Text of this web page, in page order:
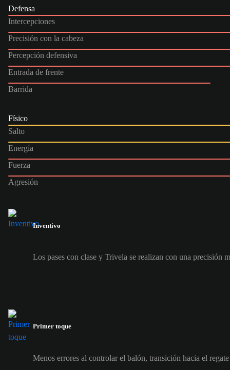
Defensa
Intercepciones
Precisión con la cabeza
Percepción defensiva
Entrada de frente
Barrida
Físico
Salto
Energía
Fuerza
Agresión
Inventivo
Los pases con clase y Trivela se realizan con una precisión
Primer toque
Menos errores al controlar el balón, transición hacia el